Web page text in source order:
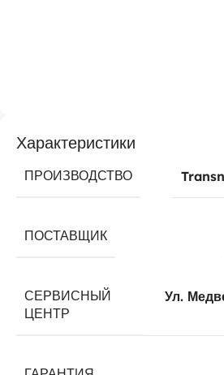
Характеристики
ПРОИЗВОДСТВО
ПОСТАВЩИК
СЕРВИСНЫЙ
ЦЕНТР
Ул.